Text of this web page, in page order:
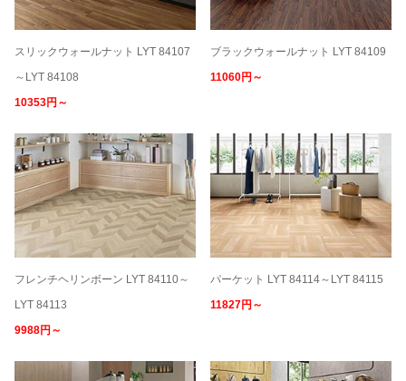
スリックウォールナット LYT 84107
～LYT 84108
10353円～
ブラックウォールナット LYT 84109
11060円～
フレンチヘリンボーン LYT 84110～
LYT 84113
9988円～
パーケット LYT 84114～LYT 84115
11827円～